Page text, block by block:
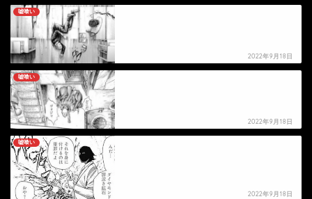
嘘喰い
2022年9月18日
嘘喰い
2022年9月18日
嘘喰い
2022年9月18日